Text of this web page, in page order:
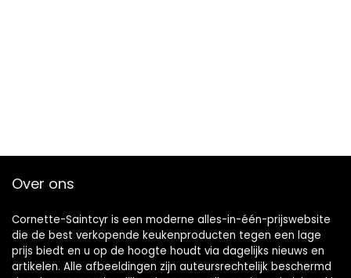
Over ons
Cornette-Saintcyr is een moderne alles-in-één-prijswebsite
die de best verkopende keukenproducten tegen een lage
prijs biedt en u op de hoogte houdt via dagelijks nieuws en
artikelen. Alle afbeeldingen zijn auteursrechtelijk beschermd